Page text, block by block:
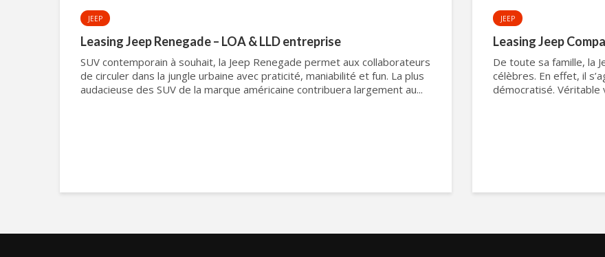
JEEP
Leasing Jeep Renegade – LOA & LLD entreprise
SUV contemporain à souhait, la Jeep Renegade permet aux collaborateurs
de circuler dans la jungle urbaine avec praticité, maniabilité et fun. La plus
audacieuse des SUV de la marque américaine contribuera largement au...
JEEP
Leasing Jeep
De toute sa famille, la
célèbres. En effet, il
démocratisé. Véritable